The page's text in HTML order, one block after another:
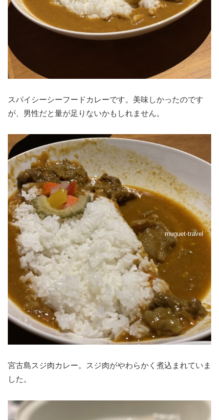
スパイシーシーフードカレーです。美味しかったのです
が、男性だと量が足りないかもしれません。
muguet-travel
宮古島スジ肉カレー。スジ肉がやわらかく煮込まれていま
した。